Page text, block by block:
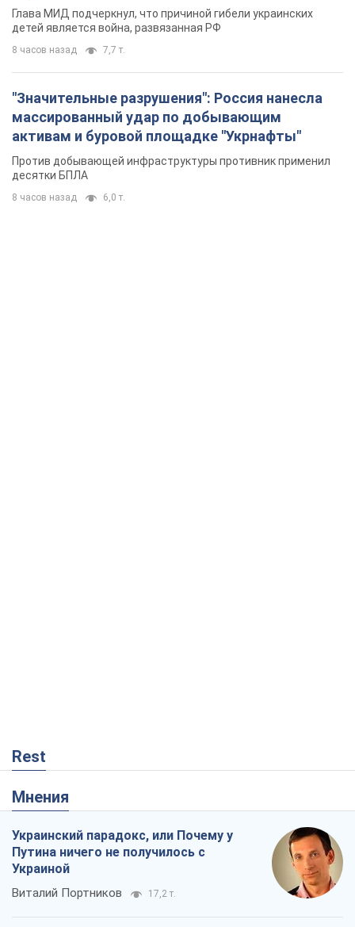
Глава МИД подчеркнул, что причиной гибели украинских
детей является война, развязанная РФ
8 часов назад 7,7 т.
"Значительные разрушения": Россия нанесла
массированный удар по добывающим
активам и буровой площадке "Укрнафты"
Против добывающей инфраструктуры противник применил
десятки БПЛА
8 часов назад 6,0 т.
Rest
Мнения
Украинский парадокс, или Почему у
Путина ничего не получилось с
Украиной
Виталий Портников 17,2 т.